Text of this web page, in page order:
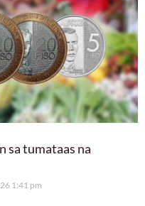
sa tumataas na
1:41 pm